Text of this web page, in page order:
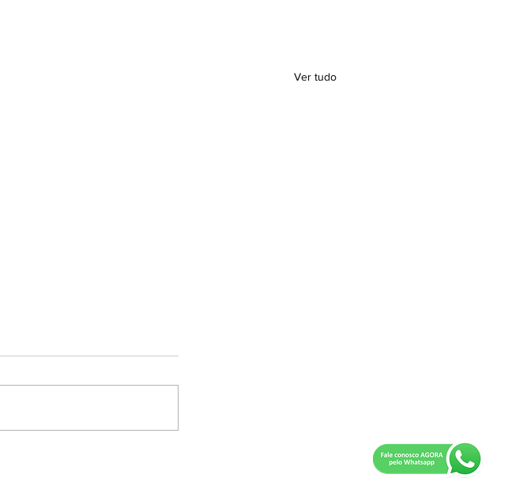
Ver tudo